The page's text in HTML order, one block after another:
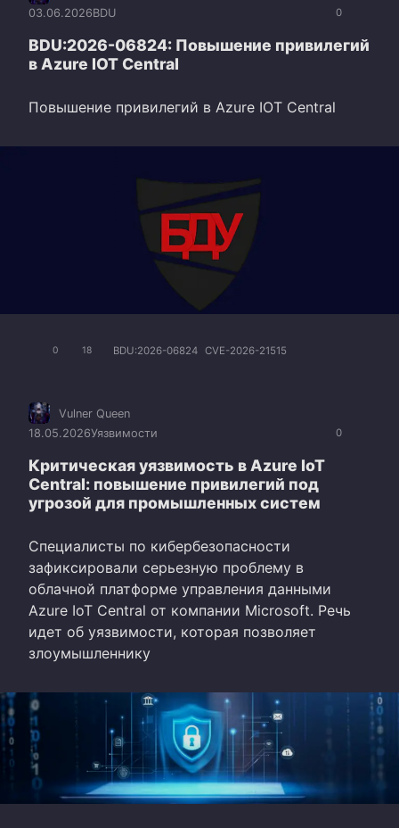
0
03.06.2026BDU
BDU:2026-06824: Повышение привилегий
в Azure IOT Central
Повышение привилегий в Azure IOT Central
0 18 BDU:2026-06824 CVE-2026-21515
0
Vulner Queen
18.05.2026Уязвимости
Критическая уязвимость в Azure IoT
Central: повышение привилегий под
угрозой для промышленных систем
Специалисты по кибербезопасности
зафиксировали серьезную проблему в
облачной платформе управления данными
Azure IoT Central от компании Microsoft. Речь
идет об уязвимости, которая позволяет
злоумышленнику